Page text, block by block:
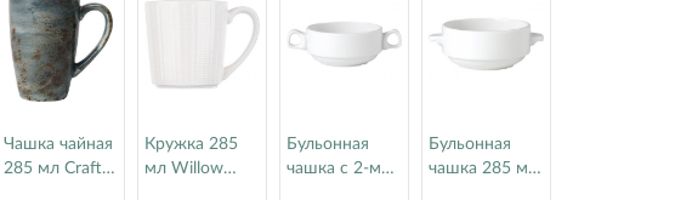
Чашка чайная
285 мл Craft
Кружка 285
мл Willow
Бульонная
чашка с 2-мя
Бульонная
чашка 285 мл